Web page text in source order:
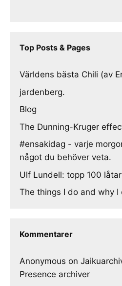
Top Posts & Pages
Världens bästa Chili (av
jardenberg.
Blog
The Dunning-Kruger
#ensakidag - varje
något du behöver veta.
Ulf Lundell: topp 100
The things I do and why I
Kommentarer
Anonymous on
Presence archiver